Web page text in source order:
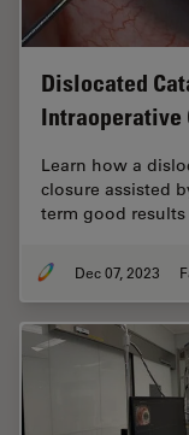
Dislocated
Intraoperative
Learn how a
closure assisted
term good
Dec 07, 2023